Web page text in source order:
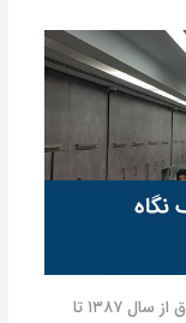
هلدینگ آموزشی رهپویان دانش و اندیشه خلاق از سال ۱۳۸۷ تا